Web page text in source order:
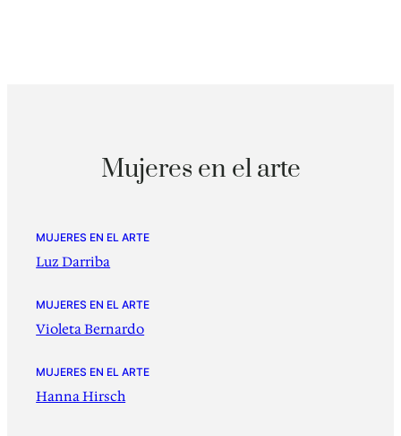
Mujeres en el arte
MUJERES EN EL ARTE
Luz Darriba
MUJERES EN EL ARTE
Violeta Bernardo
MUJERES EN EL ARTE
Hanna Hirsch